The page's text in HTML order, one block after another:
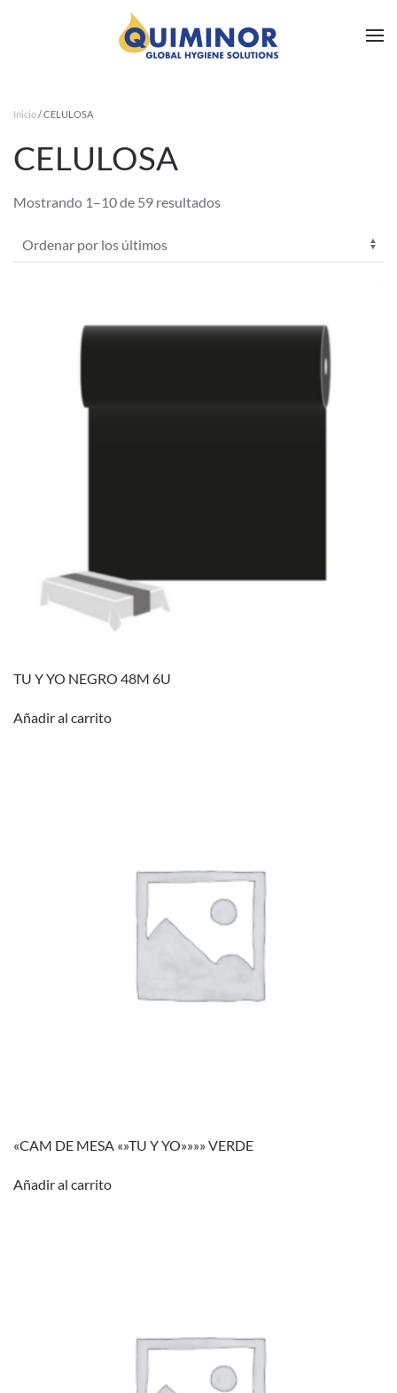
Ir al contenido principal
Inicio/ CELULOSA
CELULOSA
Mostrando 1–10 de 59 resultadosOrdenado
TU Y YO NEGRO 48M 6U
Añadir al carrito
«CAM DE MESA «»TU Y YO»»»» VERDE
Añadir al carrito